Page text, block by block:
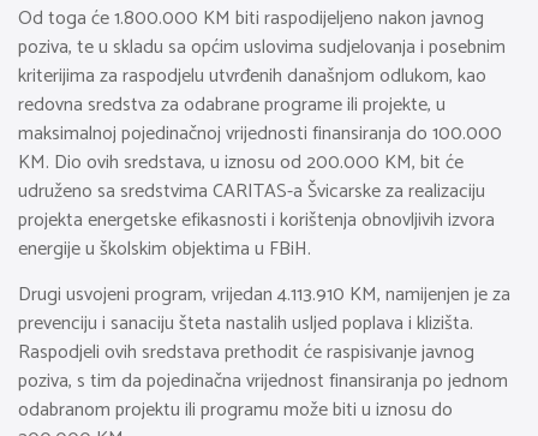
Od toga će 1.800.000 KM biti raspodijeljeno nakon javnog
poziva, te u skladu sa općim uslovima sudjelovanja i posebnim
kriterijima za raspodjelu utvrđenih današnjom odlukom, kao
redovna sredstva za odabrane programe ili projekte, u
maksimalnoj pojedinačnoj vrijednosti finansiranja do 100.000
KM. Dio ovih sredstava, u iznosu od 200.000 KM, bit će
udruženo sa sredstvima CARITAS-a Švicarske za realizaciju
projekta energetske efikasnosti i korištenja obnovljivih izvora
energije u školskim objektima u FBiH.
Drugi usvojeni program, vrijedan 4.113.910 KM, namijenjen je za
prevenciju i sanaciju šteta nastalih usljed poplava i klizišta.
Raspodjeli ovih sredstava prethodit će raspisivanje javnog
poziva, s tim da pojedinačna vrijednost finansiranja po jednom
odabranom projektu ili programu može biti u iznosu do